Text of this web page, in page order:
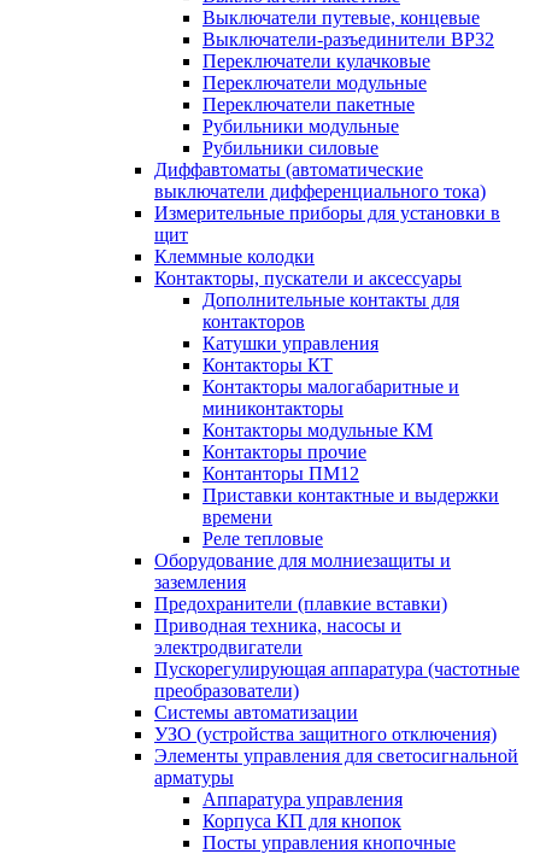
Выключатели путевые, концевые
Выключатели-разъединители ВР32
Переключатели кулачковые
Переключатели модульные
Переключатели пакетные
Рубильники модульные
Рубильники силовые
Диффавтоматы (автоматические
выключатели дифференциального тока)
Измерительные приборы для установки в
щит
Клеммные колодки
Контакторы, пускатели и аксессуары
Дополнительные контакты для
контакторов
Катушки управления
Контакторы КТ
Контакторы малогабаритные и
миниконтакторы
Контакторы модульные КМ
Контакторы прочие
Контанторы ПМ12
Приставки контактные и выдержки
времени
Реле тепловые
Оборудование для молниезащиты и
заземления
Предохранители (плавкие вставки)
Приводная техника, насосы и
электродвигатели
Пускорегулирующая аппаратура (частотные
преобразователи)
Системы автоматизации
УЗО (устройства защитного отключения)
Элементы управления для светосигнальной
арматуры
Аппаратура управления
Корпуса КП для кнопок
Посты управления кнопочные